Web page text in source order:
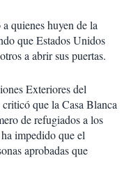
quienes huyen de la
que Estados Unidos
a abrir sus puertas.
Exteriores del
que la Casa Blanca
de refugiados a los
impedido que el
aprobadas que